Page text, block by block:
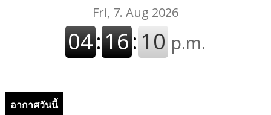
อากาศวันนี้